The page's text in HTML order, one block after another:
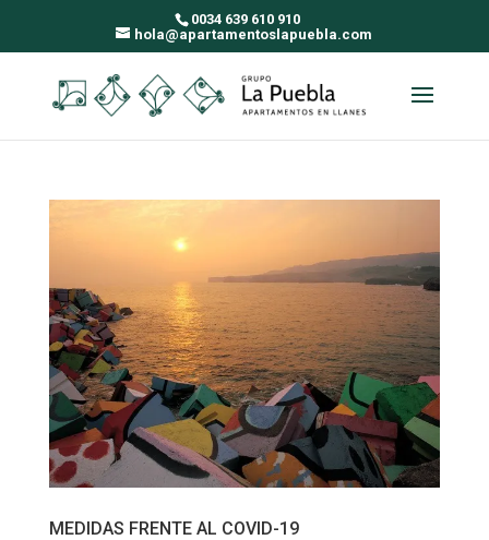
0034 639 610 910
hola@apartamentoslapuebla.com
MEDIDAS FRENTE AL COVID-19